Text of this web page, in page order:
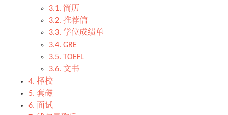
3.1. 简历
3.2. 推荐信
3.3. 学位成绩单
3.4. GRE
3.5. TOEFL
3.6. 文书
4. 择校
5. 套磁
6. 面试